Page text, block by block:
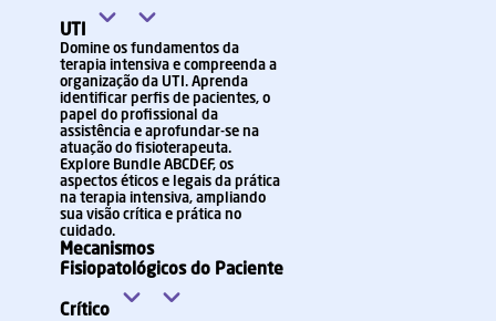
UTI
Domine os fundamentos da
terapia intensiva e compreenda a
organização da UTI. Aprenda
identificar perfis de pacientes, o
papel do profissional da
assistência e aprofundar-se na
atuação do fisioterapeuta.
Explore Bundle ABCDEF, os
aspectos éticos e legais da prática
na terapia intensiva, ampliando
sua visão crítica e prática no
cuidado.
Mecanismos
Fisiopatológicos do Paciente
Crítico